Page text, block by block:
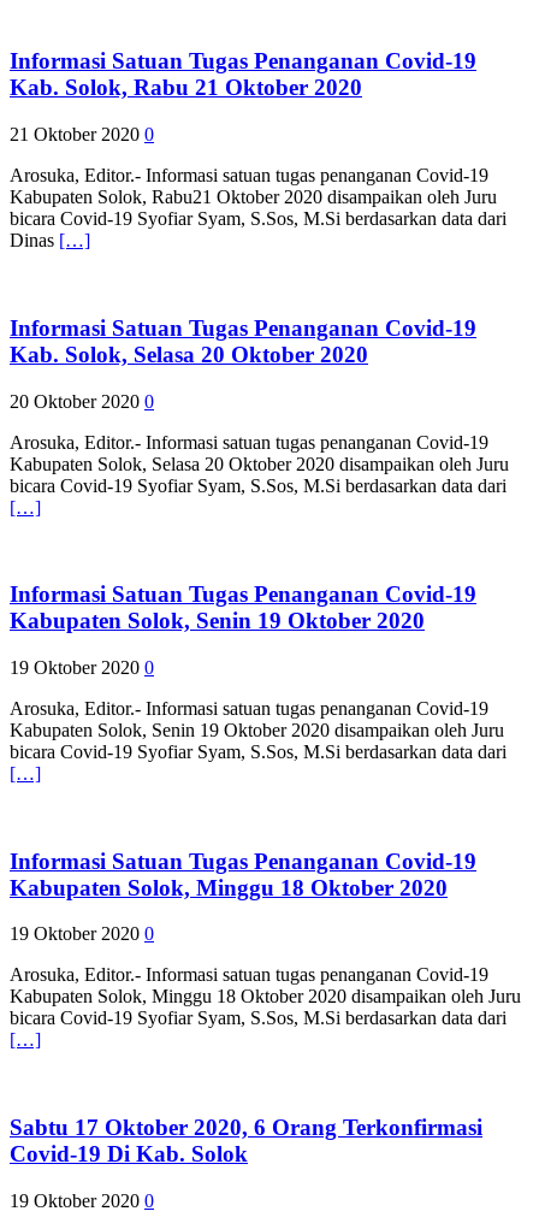
Informasi Satuan Tugas Penanganan Covid-19
Kab. Solok, Rabu 21 Oktober 2020
21 Oktober 2020 0
Arosuka, Editor.- Informasi satuan tugas penanganan Covid-19
Kabupaten Solok, Rabu21 Oktober 2020 disampaikan oleh Juru
bicara Covid-19 Syofiar Syam, S.Sos, M.Si berdasarkan data dari
Dinas […]
Informasi Satuan Tugas Penanganan Covid-19
Kab. Solok, Selasa 20 Oktober 2020
20 Oktober 2020 0
Arosuka, Editor.- Informasi satuan tugas penanganan Covid-19
Kabupaten Solok, Selasa 20 Oktober 2020 disampaikan oleh Juru
bicara Covid-19 Syofiar Syam, S.Sos, M.Si berdasarkan data dari
[…]
Informasi Satuan Tugas Penanganan Covid-19
Kabupaten Solok, Senin 19 Oktober 2020
19 Oktober 2020 0
Arosuka, Editor.- Informasi satuan tugas penanganan Covid-19
Kabupaten Solok, Senin 19 Oktober 2020 disampaikan oleh Juru
bicara Covid-19 Syofiar Syam, S.Sos, M.Si berdasarkan data dari
[…]
Informasi Satuan Tugas Penanganan Covid-19
Kabupaten Solok, Minggu 18 Oktober 2020
19 Oktober 2020 0
Arosuka, Editor.- Informasi satuan tugas penanganan Covid-19
Kabupaten Solok, Minggu 18 Oktober 2020 disampaikan oleh Juru
bicara Covid-19 Syofiar Syam, S.Sos, M.Si berdasarkan data dari
[…]
Sabtu 17 Oktober 2020, 6 Orang Terkonfirmasi
Covid-19 Di Kab. Solok
19 Oktober 2020 0